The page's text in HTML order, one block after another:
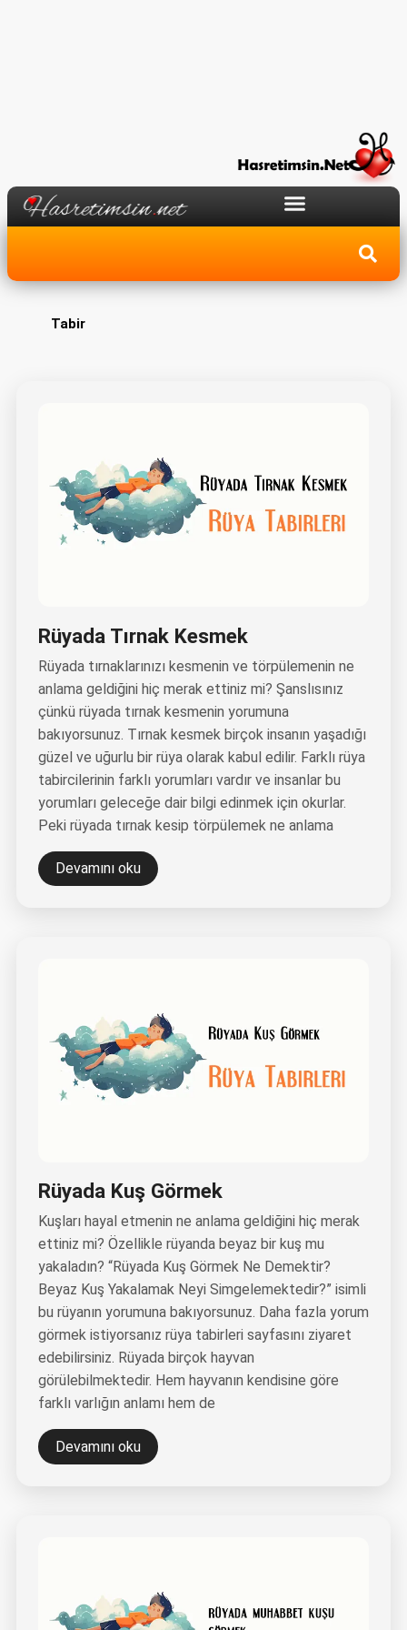
Tabir
Rüyada Tırnak Kesmek
Rüyada tırnaklarınızı kesmenin ve törpülemenin ne
anlama geldiğini hiç merak ettiniz mi? Şanslısınız
çünkü rüyada tırnak kesmenin yorumuna
bakıyorsunuz. Tırnak kesmek birçok insanın yaşadığı
güzel ve uğurlu bir rüya olarak kabul edilir. Farklı rüya
tabircilerinin farklı yorumları vardır ve insanlar bu
yorumları geleceğe dair bilgi edinmek için okurlar.
Peki rüyada tırnak kesip törpülemek ne anlama
Devamını oku
Rüyada Kuş Görmek
Kuşları hayal etmenin ne anlama geldiğini hiç merak
ettiniz mi? Özellikle rüyanda beyaz bir kuş mu
yakaladın? “Rüyada Kuş Görmek Ne Demektir?
Beyaz Kuş Yakalamak Neyi Simgelemektedir?” isimli
bu rüyanın yorumuna bakıyorsunuz. Daha fazla yorum
görmek istiyorsanız rüya tabirleri sayfasını ziyaret
edebilirsiniz. Rüyada birçok hayvan
görülebilmektedir. Hem hayvanın kendisine göre
farklı varlığın anlamı hem de
Devamını oku